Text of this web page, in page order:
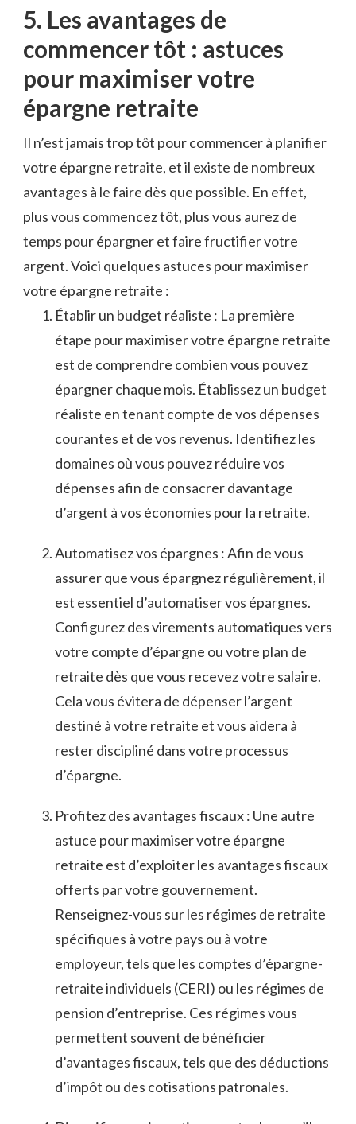
5. Les avantages ⁢de
commencer tôt : astuces
pour maximiser ‍votre
épargne retraite
Il‌ n’est​ jamais trop tôt ‌pour commencer à‌ planifier
votre⁣ épargne retraite, ⁤et il existe de nombreux
⁤avantages à le faire dès que possible. En effet,
plus vous‌ commencez tôt, plus⁢ vous aurez de
temps⁣ pour épargner et faire ​fructifier votre
⁣argent. ⁢Voici‍ quelques ‌astuces pour maximiser
⁤votre épargne retraite‌ :
Établir⁣ un budget réaliste : La première ​
étape ‍pour maximiser votre épargne retraite
est​ de ​comprendre combien vous pouvez
épargner chaque mois. Établissez ​un budget​
réaliste en⁣ tenant compte ⁣de vos ‍dépenses
courantes ⁢et de vos revenus. Identifiez les
domaines‌ où⁢ vous pouvez réduire vos
dépenses afin de consacrer davantage
d’argent à vos économies ⁢pour la​ retraite.
Automatisez⁣ vos épargnes : Afin de‍ vous‍
assurer⁢ que vous épargnez⁤ régulièrement,‌ il
est essentiel d’automatiser vos épargnes.
Configurez des virements automatiques vers
votre ⁢compte d’épargne ou votre plan de
retraite dès que vous⁢ recevez votre salaire.
Cela⁤ vous évitera de‌ dépenser⁣ l’argent
destiné à votre retraite et vous aidera à ​
rester discipliné⁣ dans votre processus
d’épargne.
Profitez des avantages ⁤fiscaux : Une autre⁤
astuce pour maximiser⁤ votre‌ épargne
retraite est d’exploiter les⁢ avantages fiscaux
offerts par⁣ votre gouvernement.
‌Renseignez-vous ‌sur ​les régimes⁢ de retraite
spécifiques à votre pays ​ou à​ votre
employeur, tels ⁤que‍ les‍ comptes d’épargne-
retraite individuels (CERI)‍ ou ⁣les⁣ régimes de‌
pension d’entreprise. Ces ‌régimes vous
permettent souvent de ⁤bénéficier
d’avantages fiscaux, tels que‍ des déductions
d’impôt‍ ou des ‌cotisations ‍patronales.